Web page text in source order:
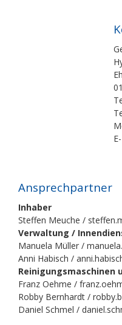
Ansprechpartner
Inhaber
Steffen Meuche /
Verwaltung /
Manuela Müller /
Anni Habisch /
Reinigungsmaschinen
Franz Oehme /
Robby Bernhardt /
Daniel Schmel /